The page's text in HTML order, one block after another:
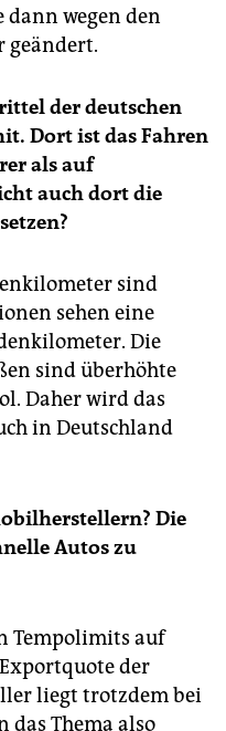
wegen den
geändert.
der deutschen
Dort ist das Fahren
als auf
auch dort die
sind
sehen eine
Die
sind überhöhte
Daher wird das
in Deutschland
Die
Autos zu
Tempolimits auf
der
liegt trotzdem bei
das Thema also